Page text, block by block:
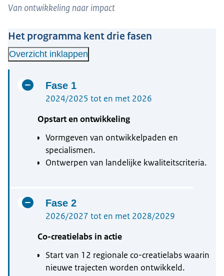
Van ontwikkeling naar impact
Het programma kent drie fasen
Overzicht inklappen
Fase 1
2024/2025 tot en met 2026
Opstart en ontwikkeling
Vormgeven van ontwikkelpaden en
specialismen.
Ontwerpen van landelijke kwaliteitscriteria.
Fase 2
2026/2027 tot en met 2028/2029
Co-creatielabs in actie
Start van 12 regionale co-creatielabs waarin
nieuwe trajecten worden ontwikkeld.